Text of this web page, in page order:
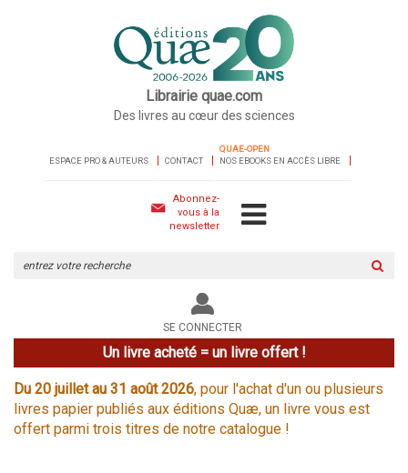
Librairie quae.com
Des livres au cœur des sciences
ESPACE PRO & AUTEURS CONTACT
QUAE-OPEN
NOS EBOOKS EN ACCÈS LIBRE
Abonnez-
vous à la
newsletter
le
site
SE CONNECTER
Un livre acheté = un livre offert !
Du 20 juillet au 31 août 2026, pour l'achat d'un ou plusieurs
livres papier publiés aux éditions Quæ, un livre vous est
offert parmi trois titres de notre catalogue !